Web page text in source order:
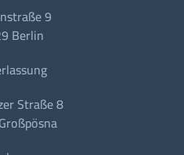
9
Berlin
Straße 8